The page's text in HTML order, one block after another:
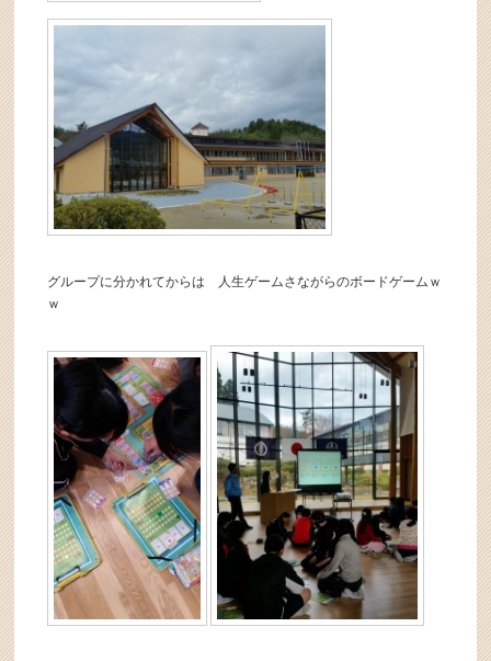
グループに分かれてからは 人生ゲームさながらのボードゲームｗ
ｗ